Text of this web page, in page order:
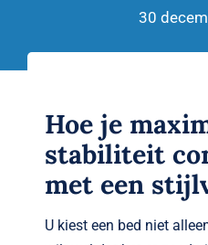
Brandvertragend
Contact
30
Hoe je
stabiliteit
met een
U kiest een bed niet